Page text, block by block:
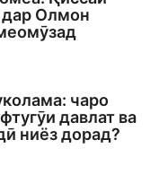
дар Олмон
чаро
давлат ва
ниёз дорад?